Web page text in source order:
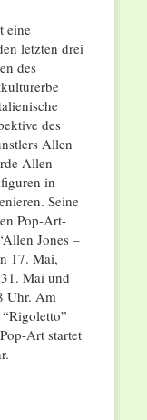
eine
letzten drei
des
des
Allen
Allen
in
Seine
Pop-Art-
Jones –
17. Mai,
Mai und
Uhr. Am
Art startet